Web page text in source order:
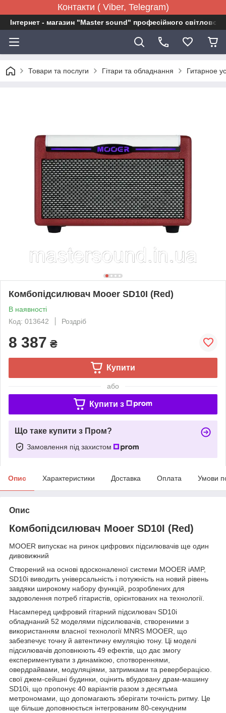
Контакти ( Viber, Telegram)
Інтернет - магазин "Master sound" професійного
Товари та послуги Гітари та обладнання Гитарное
Комбопідсилювач Mooer SD10I (Red)
В наявності
Код: 013642
Роздріб
8 387 ₴
Купити
або
Купити з
Що таке купити з Пром?
Замовлення під захистом
Опис Характеристики Доставка Оплата Умови
Опис
Комбопідсилювач Mooer SD10I (Red)
MOOER випускає на ринок цифрових підсилювачів ще один
дивовижний
Створений на основі вдосконаленої системи MOOER iAMP,
SD10i виводить універсальність і потужність на новий рівень
завдяки широкому набору функцій, розроблених для
задоволення потреб гітаристів, орієнтованих на технології.
Насамперед цифровий гітарний підсилювач SD10i
обладнаний 52 моделями підсилювачів, створеними з
використанням власної технології MNRS MOOER, що
забезпечує точну й автентичну емуляцію тону. Ці моделі
підсилювачів доповнюють 49 ефектів, що дає змогу
експериментувати з динамікою, спотвореннями,
овердрайвами, модуляціями, затримками та реверберацією.
свої джем-сейшні будинки, оцінить вбудовану драм-машину
SD10i, що пропонує 40 варіантів разом з десятьма
метрономами, що допомагають зберігати точність ритму. Це
ще більше доповнюється інтегрованим 80-секундним